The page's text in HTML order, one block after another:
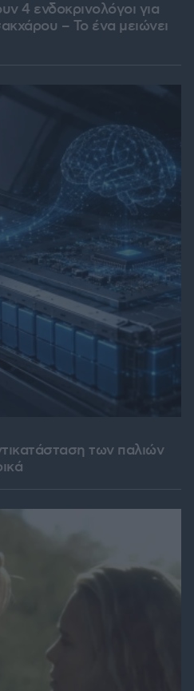
4 ενδοκρινολόγοι για
– Το ένα μειώνει
των παλιών